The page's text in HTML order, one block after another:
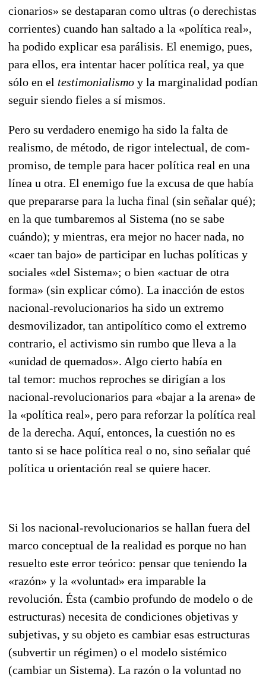
cionarios» se destaparan como ultras (o derechistas
corrientes) cuando han saltado a la «política real»,
ha podido explicar esa parálisis. El enemigo, pues,
para ellos, era intentar hacer política real, ya que
sólo en el testimonialismo y la margina­lidad podían
seguir siendo fieles a sí mismos.
Pero su verdadero enemigo ha sido la falta de
realismo, de método, de rigor intelectual, de com­
promiso, de temple para hacer política real en una
línea u otra. El enemigo fue la excusa de que había
que prepa­rarse para la lucha final (sin señalar qué);
en la que tumbaremos al Sistema (no se sabe
cuándo); y mientras, era mejor no hacer nada, no
«caer tan bajo» de participar en luchas políticas y
so­ciales «del Sistema»; o bien «actuar de otra
forma» (sin explicar cómo). La inacción de estos
nacional-revolucionarios ha sido un extremo
desmovilizador, tan antipolítico como el ex­tremo
contrario, el activismo sin rumbo que lleva a la
«unidad de quemados». Algo cierto había en
tal temor: muchos reproches se dirigían a los
nacional-revolucionarios para «bajar a la arena» de
la «política real», pero para reforzar la polítíca real
de la derecha. Aquí, en­tonces, la cuestión no es
tanto si se hace política real o no, sino señalar qué
política u orientación real se quiere hacer.
Si los nacional-revolucionarios se hallan fuera del
marco conceptual de la realidad es porque no han
resuelto este error teórico: pensar que teniendo la
«razón» y la «voluntad» era imparable la
revolución. Ésta (cambio profundo de modelo o de
estructuras) necesita de condiciones objetivas y
subjetivas, y su objeto es cambiar esas estructuras
(subvertir un régimen) o el modelo sistémico
(cambiar un Sistema). La razón o la voluntad no